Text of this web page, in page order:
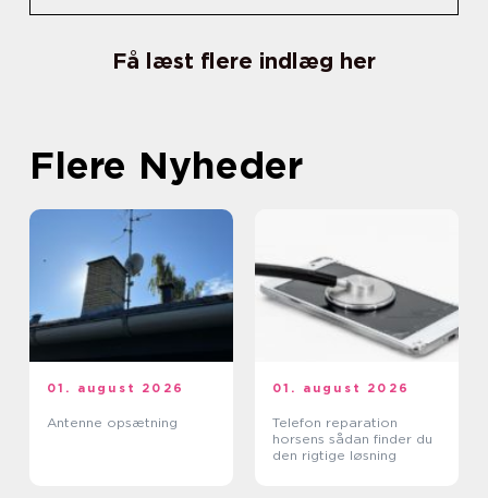
Få læst flere indlæg her
Flere Nyheder
01. august 2026
Antenne opsætning
01. august 2026
Telefon reparation
horsens sådan finder du
den rigtige løsning